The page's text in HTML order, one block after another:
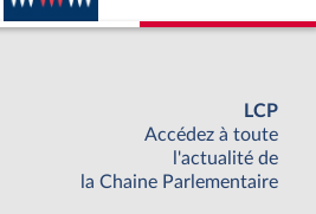
LCP
Accédez à toute
l'actualité de
la Chaine Parlementaire